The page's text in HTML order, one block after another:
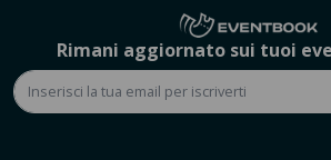
Rimani aggiornato sui tuoi